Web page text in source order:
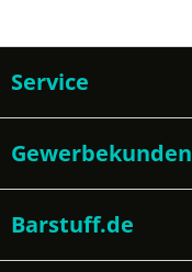
Service
Gewerbekunden
Barstuff.de